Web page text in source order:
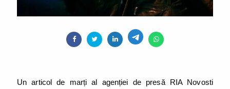
Un articol de marți al agenției de presă RIA Novosti